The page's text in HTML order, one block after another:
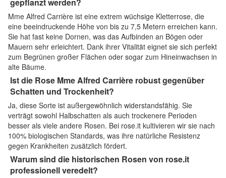
Mme Alfred Carrière ist eine extrem wüchsige Kletterrose, die
eine beeindruckende Höhe von bis zu 7,5 Metern erreichen kann.
Sie hat fast keine Dornen, was das Aufbinden an Bögen oder
Mauern sehr erleichtert. Dank ihrer Vitalität eignet sie sich perfekt
zum Begrünen großer Flächen oder sogar zum Hineinwachsen in
alte Bäume.
Ist die Rose Mme Alfred Carrière robust gegenüber
Schatten und Trockenheit?
Ja, diese Sorte ist außergewöhnlich widerstandsfähig. Sie
verträgt sowohl Halbschatten als auch trockenere Perioden
besser als viele andere Rosen. Bei rose.it kultivieren wir sie nach
100% biologischen Standards, was ihre natürliche Resistenz
gegen Krankheiten zusätzlich fördert.
Warum sind die historischen Rosen von rose.it
professionell veredelt?